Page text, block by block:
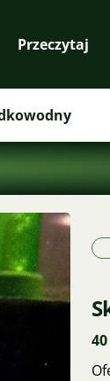
Przeczytaj